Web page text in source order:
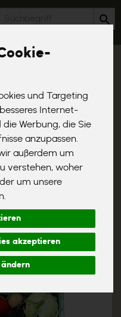
und Targeting
Internet-
Werbung, die Sie
anzupassen.
außerdem um
verstehen, woher
um unsere
akzeptieren
ändern